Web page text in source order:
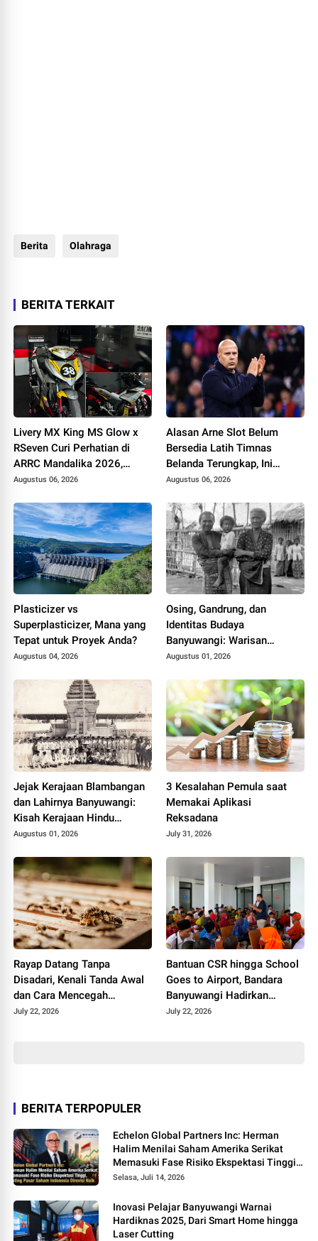
Berita Olahraga
BERITA TERKAIT
Livery MX King MS Glow x
RSeven Curi Perhatian di
ARRC Mandalika 2026,
Wawan Wello Siap Bertarung
Augustus 06, 2026
Alasan Arne Slot Belum
Bersedia Latih Timnas
Belanda Terungkap, Ini
Pertimbangannya
Augustus 06, 2026
Plasticizer vs
Superplasticizer, Mana yang
Tepat untuk Proyek Anda?
Augustus 04, 2026
Osing, Gandrung, dan
Identitas Budaya
Banyuwangi: Warisan
Blambangan yang Tetap
Augustus 01, 2026
Jejak Kerajaan Blambangan
dan Lahirnya Banyuwangi:
Kisah Kerajaan Hindu
Terakhir di Tanah Jawa
Augustus 01, 2026
3 Kesalahan Pemula saat
Memakai Aplikasi
Reksadana
July 31, 2026
Rayap Datang Tanpa
Disadari, Kenali Tanda Awal
dan Cara Mencegah
Kerusakan Sebelum
July 22, 2026
Bantuan CSR hingga School
Goes to Airport, Bandara
Banyuwangi Hadirkan
Keceriaan Hari Anak
July 22, 2026
BERITA TERPOPULER
Echelon Global Partners Inc: Herman
Halim Menilai Saham Amerika Serikat
Memasuki Fase Risiko Ekspektasi Tinggi,
Rating Pasar Saham Indonesia Direvisi
Selasa, Juli 14, 2026
Inovasi Pelajar Banyuwangi Warnai
Hardiknas 2025, Dari Smart Home hingga
Laser Cutting